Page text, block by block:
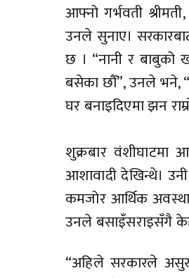
आफ्नो गर्भवती
उनले सुनाए।
छ । “नानी र बाबुको
बसेका छौँ”, उनले भने,
घर बनाइदिएमा झन
शुक्रबार वंशीघाटमा
आशावादी देखिन्थे।
कमजोर आर्थिक
उनले बसाइँसराइसँगै
“अहिले सरकारले